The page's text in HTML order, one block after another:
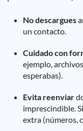
No descargues
un contacto.
Cuidado con
ejemplo,
esperabas).
Evita reenviar
imprescindible.
extra (números,